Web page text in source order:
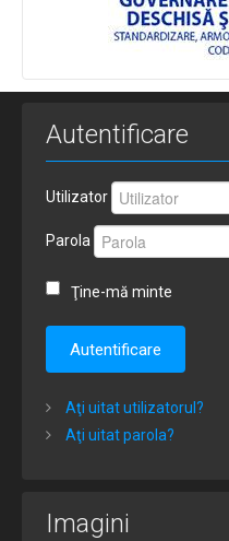
Autentificare
Utilizator
Parola
Ţine-mă minte
Autentificare
Aţi uitat utilizatorul?
Aţi uitat parola?
Imagini